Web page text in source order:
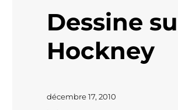
Dessine
Hockney
Publié
décembre 17, 2010